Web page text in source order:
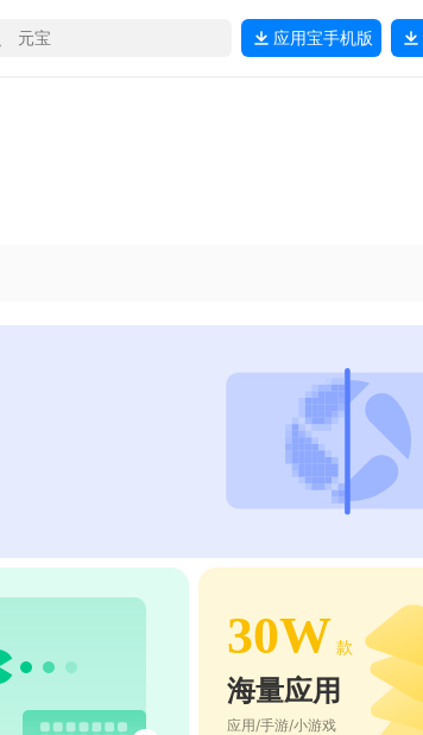
应用宝手机版
30W 款
海量应用
应用/手游/小游戏